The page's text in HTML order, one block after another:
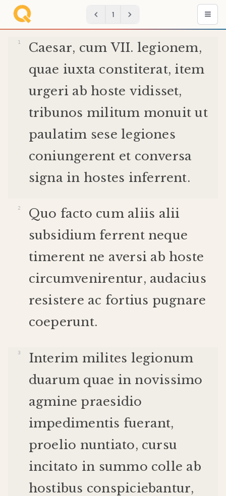
1
Caesar, cum VII. legionem,
quae iuxta constiterat, item
urgeri ab hoste vidisset,
tribunos militum monuit ut
paulatim sese legiones
coniungerent et conversa
signa in hostes inferrent.
Quo facto cum aliis alii
subsidium ferrent neque
timerent ne aversi ab hoste
circumvenirentur, audacius
resistere ac fortius pugnare
coeperunt.
Interim milites legionum
duarum quae in novissimo
agmine praesidio
impedimentis fuerant,
proelio nuntiato, cursu
incitato in summo colle ab
hostibus conspiciebantur,